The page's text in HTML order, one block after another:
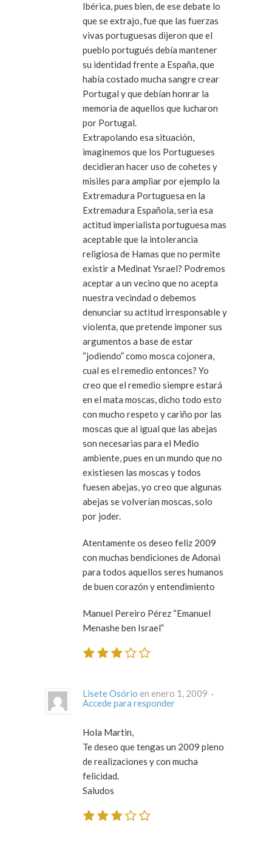
Ibérica, pues bien, de ese debate lo
que se extrajo, fue que las fuerzas
vivas portuguesas dijeron que el
pueblo portugués debía mantener
su identidad frente a España, que
había costado mucha sangre crear
Portugal y que debían honrar la
memoria de aquellos que lucharon
por Portugal.
Extrapolando esa situación,
imaginemos que los Portugueses
decidieran hacer uso de cohetes y
misiles para ampliar por ejemplo la
Extremadura Portuguesa en la
Extremadura Española, seria esa
actitud imperialista portuguesa mas
aceptable que la intolerancia
religiosa de Hamas que no permite
existir a Medinat Ysrael? Podremos
aceptar a un vecino que no acepta
nuestra vecindad o debemos
denunciar su actitud irresponsable y
violenta, que pretende imponer sus
argumentos a base de estar
“jodiendo” como mosca cojonera,
cual es el remedio entonces? Yo
creo que el remedio siempre estará
en el mata moscas, dicho todo esto
con mucho respeto y cariño por las
moscas que al igual que las abejas
son necesarias para el Medio
ambiente, pues en un mundo que no
existiesen las moscas y todos
fuesen abejas, yo creo que algunas
abejas se volverían moscas, solo
por joder.
Atentamente os deseo feliz 2009
con muchas bendiciones de Adonai
para todos aquellos seres humanos
de buen corazón y entendimiento
Manuel Pereiro Pérez “Emanuel
Menashe ben Israel”
Lisete Osório
en enero 1, 2009 ·
Accede para responder
Hola Martin,
Te deseo que tengas un 2009 pleno
de realizaciones y con mucha
felicidad.
Saludos